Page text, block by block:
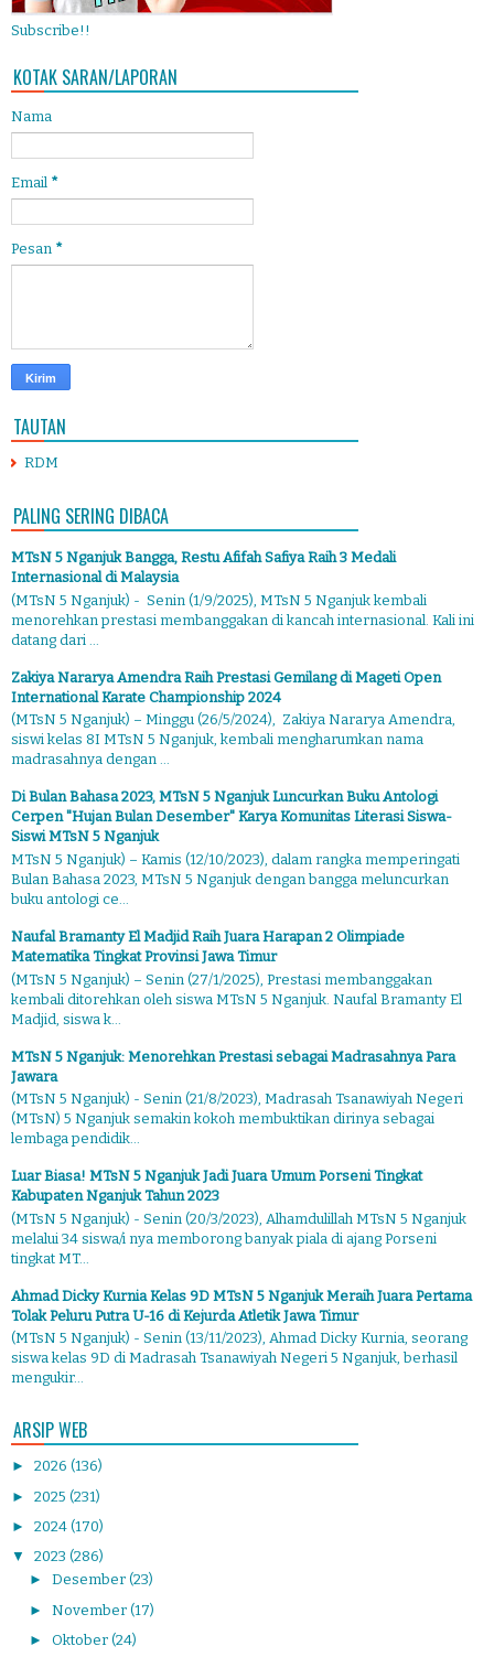
Subscribe!!
KOTAK SARAN/LAPORAN
Nama
Email *
Pesan *
TAUTAN
RDM
PALING SERING DIBACA
MTsN 5 Nganjuk Bangga, Restu Afifah Safiya Raih 3 Medali
Internasional di Malaysia
(MTsN 5 Nganjuk) - Senin (1/9/2025), MTsN 5 Nganjuk kembali
menorehkan prestasi membanggakan di kancah internasional. Kali ini
datang dari ...
Zakiya Nararya Amendra Raih Prestasi Gemilang di Mageti Open
International Karate Championship 2024
(MTsN 5 Nganjuk) – Minggu (26/5/2024), Zakiya Nararya Amendra,
siswi kelas 8I MTsN 5 Nganjuk, kembali mengharumkan nama
madrasahnya dengan ...
Di Bulan Bahasa 2023, MTsN 5 Nganjuk Luncurkan Buku Antologi
Cerpen "Hujan Bulan Desember" Karya Komunitas Literasi Siswa-
Siswi MTsN 5 Nganjuk
MTsN 5 Nganjuk) – Kamis (12/10/2023), dalam rangka memperingati
Bulan Bahasa 2023, MTsN 5 Nganjuk dengan bangga meluncurkan
buku antologi ce...
Naufal Bramanty El Madjid Raih Juara Harapan 2 Olimpiade
Matematika Tingkat Provinsi Jawa Timur
(MTsN 5 Nganjuk) – Senin (27/1/2025), Prestasi membanggakan
kembali ditorehkan oleh siswa MTsN 5 Nganjuk. Naufal Bramanty El
Madjid, siswa k...
MTsN 5 Nganjuk: Menorehkan Prestasi sebagai Madrasahnya Para
Jawara
(MTsN 5 Nganjuk) - Senin (21/8/2023), Madrasah Tsanawiyah Negeri
(MTsN) 5 Nganjuk semakin kokoh membuktikan dirinya sebagai
lembaga pendidik...
Luar Biasa! MTsN 5 Nganjuk Jadi Juara Umum Porseni Tingkat
Kabupaten Nganjuk Tahun 2023
(MTsN 5 Nganjuk) - Senin (20/3/2023), Alhamdulillah MTsN 5 Nganjuk
melalui 34 siswa/i nya memborong banyak piala di ajang Porseni
tingkat MT...
Ahmad Dicky Kurnia Kelas 9D MTsN 5 Nganjuk Meraih Juara Pertama
Tolak Peluru Putra U-16 di Kejurda Atletik Jawa Timur
(MTsN 5 Nganjuk) - Senin (13/11/2023), Ahmad Dicky Kurnia, seorang
siswa kelas 9D di Madrasah Tsanawiyah Negeri 5 Nganjuk, berhasil
mengukir...
ARSIP WEB
► 2026 (136)
► 2025 (231)
► 2024 (170)
▼ 2023 (286)
► Desember (23)
► November (17)
► Oktober (24)